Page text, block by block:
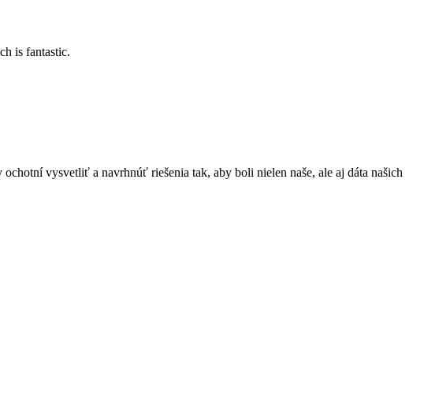
is fantastic.
vysvetliť a navrhnúť riešenia tak, aby boli nielen naše, ale aj dáta našich